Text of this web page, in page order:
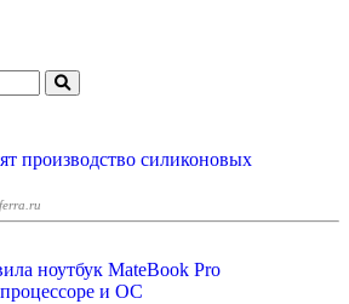
производство силиконовых
| ferra.ru
ноутбук MateBook Pro
и ОС